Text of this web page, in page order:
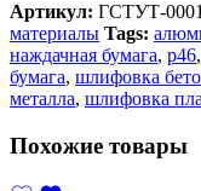
Артикул: ГСТУТ-
материалы Tags:
наждачная бумага, р46,
бумага, шлифовка
металла, шлифовка
Похожие товары